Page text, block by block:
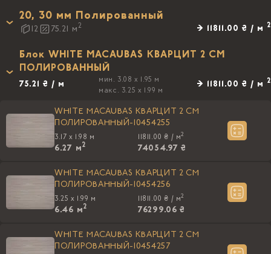
20, 30 мм Полированный
12 75.21 м2 → 11811.00 ₴ / м 2
Блок WHITE MACAUBAS КВАРЦИТ 2 СМ
ПОЛИРОВАННЫЙ
75.21 ₴ / м
мин. 3.08 x 1.95 м
макс. 3.25 x 1.99 м
→ 11811.00 ₴ / м 2
WHITE MACAUBAS КВАРЦИТ 2 СМ
ПОЛИРОВАННЫЙ-10454255
3.17 x 1.98 м
6.27 м2
11811.00 ₴ / м2
74054.97 ₴
WHITE MACAUBAS КВАРЦИТ 2 СМ
ПОЛИРОВАННЫЙ-10454256
3.25 x 1.99 м
6.46 м2
11811.00 ₴ / м2
76299.06 ₴
WHITE MACAUBAS КВАРЦИТ 2 СМ
ПОЛИРОВАННЫЙ-10454257